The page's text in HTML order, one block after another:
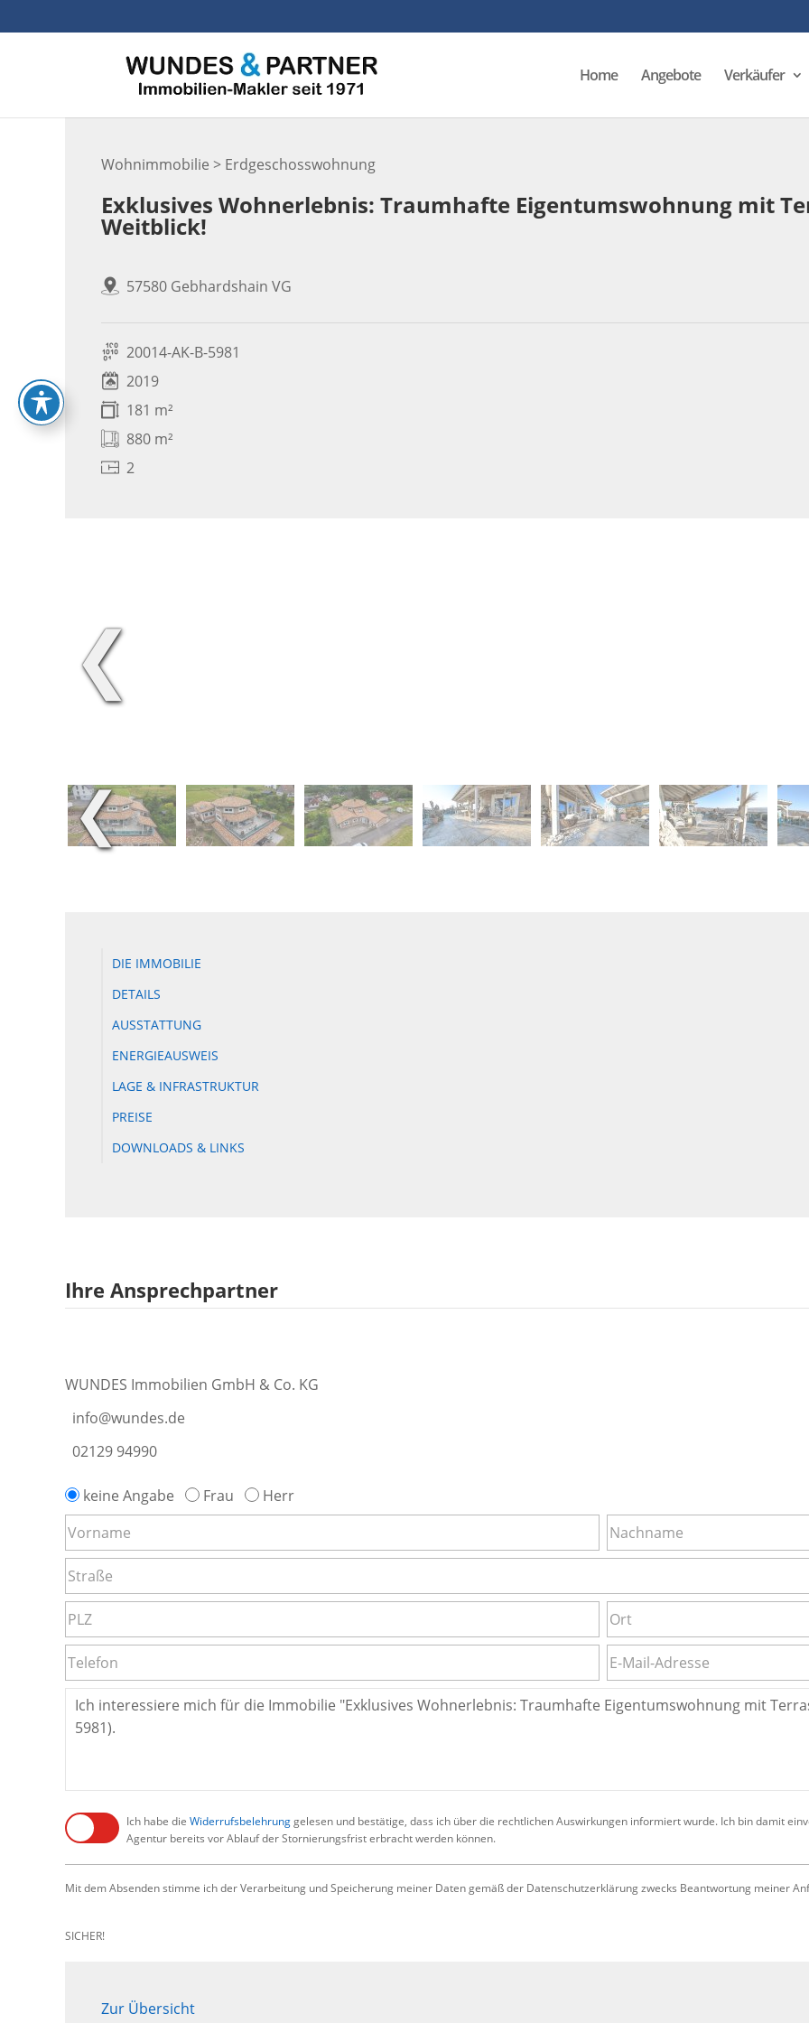
Home Angebote Verkäufer
Wohnimmobilie > Erdgeschosswohnung
Exklusives Wohnerlebnis: Traumhafte Eigentumswohnung mit
Weitblick!
57580 Gebhardshain VG
20014-AK-B-5981
2019
181 m²
880 m²
2
❮
❮
DIE IMMOBILIE
DETAILS
AUSSTATTUNG
ENERGIEAUSWEIS
LAGE & INFRASTRUKTUR
PREISE
DOWNLOADS & LINKS
Ihre Ansprechpartner
WUNDES Immobilien GmbH & Co. KG
info@wundes.de
02129 94990
keine Angabe Frau Herr
Ich habe die Widerrufsbelehrunggelesen und bestätige, dass ich über die rechtlichen Auswirkungen informiert wurde. Ich bin damit
Agentur bereits vor Ablauf der Stornierungsfrist erbracht werden können.
Mit dem Absenden stimme ich der Verarbeitung und Speicherung meiner Daten gemäß der Datenschutzerklärung zwecks Beantwortung meiner
SICHER!
Zur Übersicht